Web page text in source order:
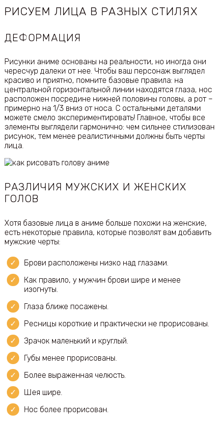
РИСУЕМ ЛИЦА В РАЗНЫХ СТИЛЯХ
ДЕФОРМАЦИЯ
Рисунки аниме основаны на реальности, но иногда они
чересчур далеки от нее. Чтобы ваш персонаж выглядел
красиво и приятно, помните базовые правила: на
центральной горизонтальной линии находятся глаза, нос
расположен посредине нижней половины головы, а рот –
примерно на 1/3 вниз от носа. С остальными деталями
можете смело экспериментировать! Главное, чтобы все
элементы выглядели гармонично: чем сильнее стилизован
рисунок, тем менее реалистичными должны быть черты
лица.
РАЗЛИЧИЯ МУЖСКИХ И ЖЕНСКИХ
ГОЛОВ
Хотя базовые лица в аниме больше похожи на женские,
есть некоторые правила, которые позволят вам добавить
мужские черты:
Брови расположены низко над глазами.
Как правило, у мужчин брови шире и менее
изогнуты.
Глаза ближе посажены.
Ресницы короткие и практически не прорисованы.
Зрачок маленький и круглый.
Губы менее прорисованы.
Более выраженная челюсть.
Шея шире.
Нос более прорисован.